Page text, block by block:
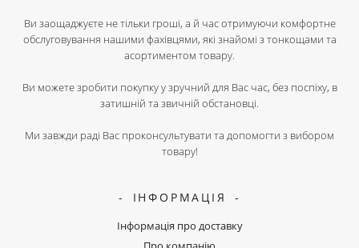
Ви заощаджуєте не тільки гроші, а й час отримуючи комфортне
обслуговування нашими фахівцями, які знайомі з тонкощами та
асортиментом товару.
Ви можете зробити покупку у зручний для Вас час, без поспіху, в
затишній та звичній обстановці.
Ми завжди раді Вас проконсультувати та допомогти з вибором
товару!
ІНФОРМАЦІЯ
Інформація про доставку